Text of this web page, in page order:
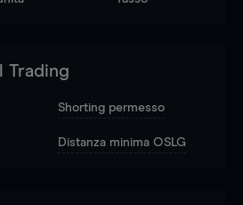
Trading
Shorting permesso
Distanza minima OSLG